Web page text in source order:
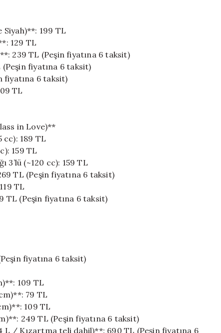
Siyah)**: 199 TL
129 TL
239 TL (Peşin fiyatına 6 taksit)
(Peşin fiyatına 6 taksit)
fiyatına 6 taksit)
TL
in Love)**
cc): 189 TL
159 TL
3’lü (~120 cc): 159 TL
TL (Peşin fiyatına 6 taksit)
TL
TL (Peşin fiyatına 6 taksit)
fiyatına 6 taksit)
109 TL
79 TL
109 TL
249 TL (Peşin fiyatına 6 taksit)
L / Kızartma teli dahil)**: 690 TL (Peşin fiyatına 6